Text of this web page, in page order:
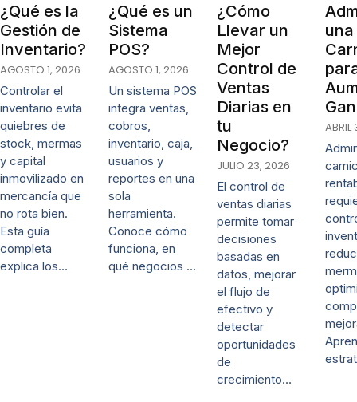
¿Qué es la
Gestión de
Inventario?
AGOSTO 1, 2026
Controlar el
inventario evita
quiebres de
stock, mermas
y capital
inmovilizado en
mercancía que
no rota bien.
Esta guía
completa
explica los…
¿Qué es un
Sistema
POS?
AGOSTO 1, 2026
Un sistema POS
integra ventas,
cobros,
inventario, caja,
usuarios y
reportes en una
sola
herramienta.
Conoce cómo
funciona, en
qué negocios …
¿Cómo
Llevar un
Mejor
Control de
Ventas
Diarias en
tu
Negocio?
JULIO 23, 2026
El control de
ventas diarias
permite tomar
decisiones
basadas en
datos, mejorar
el flujo de
efectivo y
detectar
oportunidades
de
crecimiento…
una